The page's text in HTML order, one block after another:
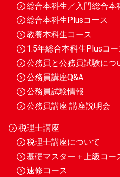
総合本科生／入門総合本
総合本科生Plusコース
教養本科生コース
1.5年総合本科生Plusコー
公務員と公務員試験につ
公務員講座Q&A
公務員試験情報
公務員講座 講座説明会
税理士講座
税理士講座について
基礎マスター＋上級コー
速修コース